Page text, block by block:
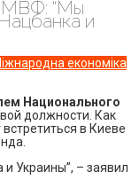
МВФ: “Мы
и
економіка
Национального
должности. Как
в Киеве
Украины”, – заявил